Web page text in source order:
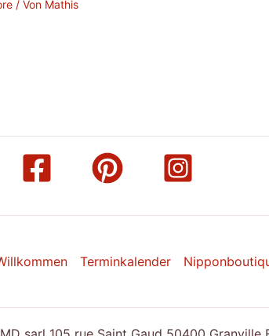
/ Von Mathis
Terminkalender